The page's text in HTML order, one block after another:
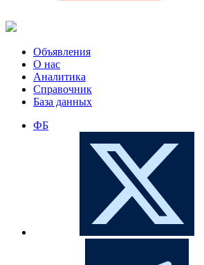
Объявления
О нас
Аналитика
Справочник
База данных
ФБ